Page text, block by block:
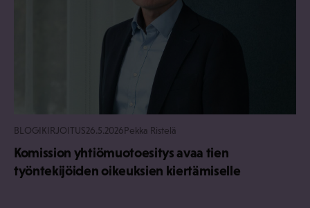
BLOGIKIRJOITUS26.5.2026Pekka Ristelä
Komission yhtiömuotoesitys avaa tien
työntekijöiden oikeuksien kiertämiselle